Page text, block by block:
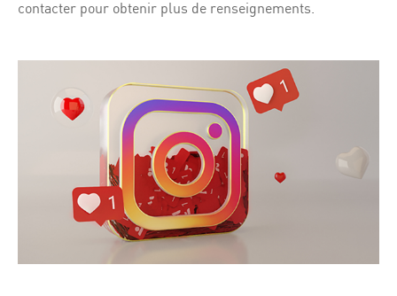
contacter pour obtenir plus de renseignements.